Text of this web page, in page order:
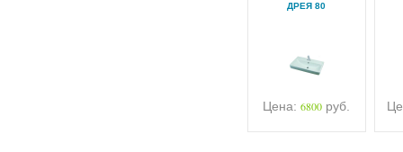
ДРЕЯ 80
Цена: 6800 руб.